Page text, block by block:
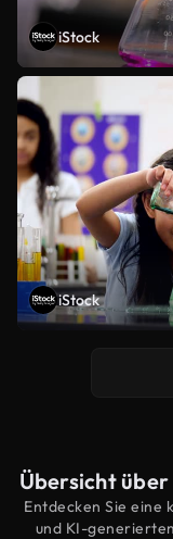
iStock
iStock
Übersicht
Entdecken Sie eine
und KI-